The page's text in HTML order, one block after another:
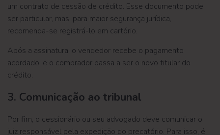
um contrato de cessão de crédito. Esse documento pode
ser particular, mas, para maior segurança jurídica,
recomenda-se registrá-lo em cartório.
Após a assinatura, o vendedor recebe o pagamento
acordado, e o comprador passa a ser o novo titular do
crédito.
3. Comunicação ao tribunal
Por fim, o cessionário ou seu advogado deve comunicar o
juiz responsável pela expedição do precatório. Para isso, é